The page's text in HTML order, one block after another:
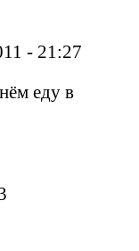
- 21:27
еду в